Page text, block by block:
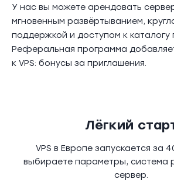
У нас вы можете арендовать
мгновенным развёртыванием,
поддержкой и доступом к каталогу
Реферальная программа
к VPS: бонусы за приглашения.
Лёгкий
VPS в Европе запускается за
выбираете параметры, система
сервер.